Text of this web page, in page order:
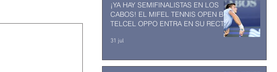
¡YA HAY SEMIFINALISTAS EN LOS
CABOS! EL MIFEL TENNIS OPEN BY
TELCEL OPPO ENTRA EN SU RECTA
31 jul